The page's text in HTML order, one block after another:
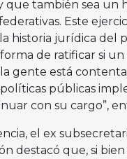
que también sea un
Este
historia jurídica del
de ratificar si
gente está
públicas
con su cargo”,
el ex
destacó que, si bien